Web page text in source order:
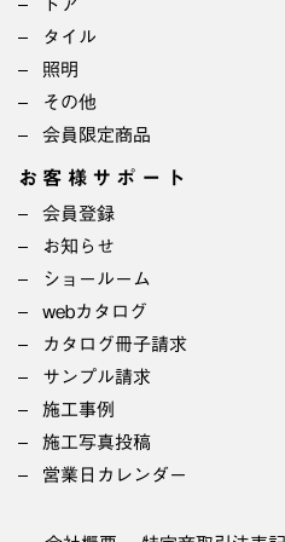
ドア
タイル
照明
その他
会員限定商品
お客様サポート
会員登録
お知らせ
ショールーム
webカタログ
カタログ冊子請求
サンプル請求
施工事例
施工写真投稿
営業日カレンダー